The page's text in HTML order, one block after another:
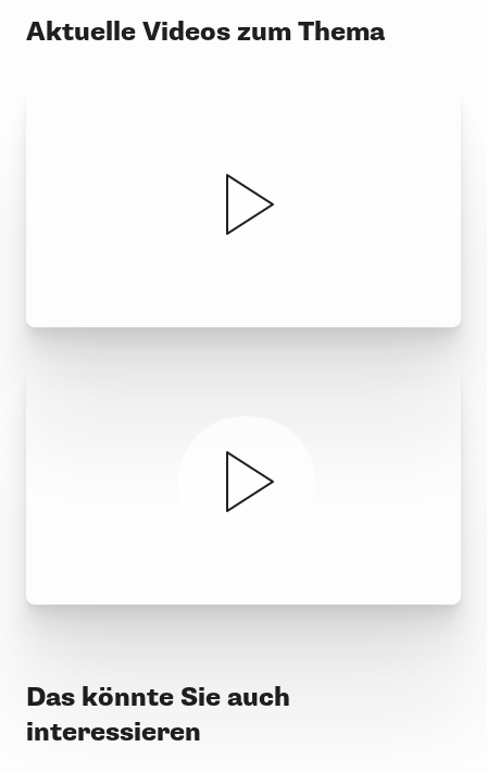
Aktuelle Videos zum Thema
Das könnte Sie auch
interessieren